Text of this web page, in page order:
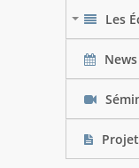
Les
News
Projet